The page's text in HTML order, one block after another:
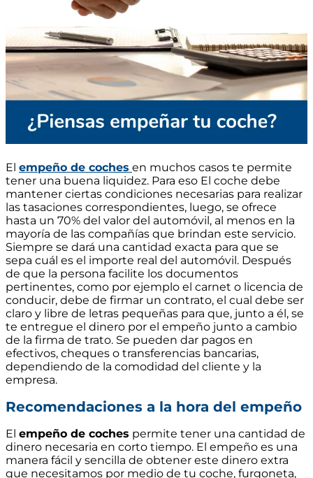
El empeño de coches en muchos casos te permite
tener una buena liquidez. Para eso El coche debe
mantener ciertas condiciones necesarias para realizar
las tasaciones correspondientes, luego, se ofrece
hasta un 70% del valor del automóvil, al menos en la
mayoría de las compañías que brindan este servicio.
Siempre se dará una cantidad exacta para que se
sepa cuál es el importe real del automóvil. Después
de que la persona facilite los documentos
pertinentes, como por ejemplo el carnet o licencia de
conducir, debe de firmar un contrato, el cual debe ser
claro y libre de letras pequeñas para que, junto a él, se
te entregue el dinero por el empeño junto a cambio
de la firma de trato. Se pueden dar pagos en
efectivos, cheques o transferencias bancarias,
dependiendo de la comodidad del cliente y la
empresa.
Recomendaciones a la hora del empeño
El empeño de coches permite tener una cantidad de
dinero necesaria en corto tiempo. El empeño es una
manera fácil y sencilla de obtener este dinero extra
que necesitamos por medio de tu coche, furgoneta,